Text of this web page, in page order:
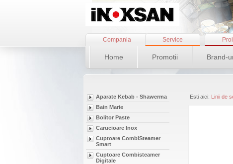
Compania
Service
Home Promotii Brand-
Aparate Kebab - Shawerma
Bain Marie
Bolitor Paste
Carucioare Inox
Cuptoare CombiSteamer
Smart
Cuptoare Combisteamer
Digitale
Esti aici: Linii de